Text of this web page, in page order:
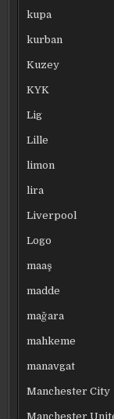
kupa
kurban
Kuzey
KYK
Lig
Lille
limon
lira
Liverpool
Logo
maaş
madde
mağara
mahkeme
manavgat
Manchester City
Manchester